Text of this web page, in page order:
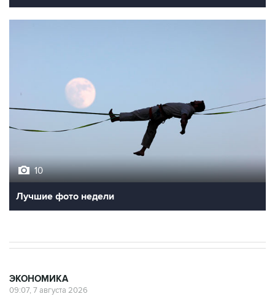
10
Лучшие фото недели
ЭКОНОМИКА
09:07, 7 августа 2026